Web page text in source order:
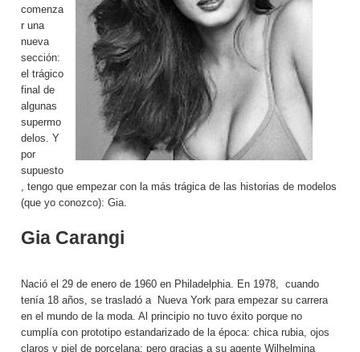
comenza
r una
nueva
sección:
el trágico
final de
algunas
supermo
delos. Y
por
supuesto
, tengo que empezar con la más trágica de las historias de modelos
(que yo conozco): Gia.
Gia Carangi
Nació el 29 de enero de 1960 en Philadelphia. En 1978, cuando
tenía 18 años, se trasladó a Nueva York para empezar su carrera
en el mundo de la moda. Al principio no tuvo éxito porque no
cumplía con prototipo estandarizado de la época: chica rubia, ojos
claros y piel de porcelana; pero gracias a su agente Wilhelmina